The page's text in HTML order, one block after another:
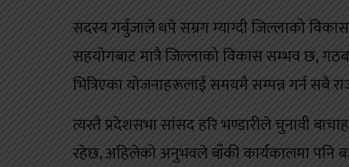
सदस्य गर्बुजाले थपे सम्रग म्याग्दी जिल्लाको
सहयोगबाट मात्रै जिल्लाको विकास सम्भव छ,
भित्रिएका योजनाहरूलाई समयमै सम्पन्न गर्न सबै
त्यस्तै प्रदेशसभा सांसद हरि भण्डारीले चुनावी
रहेछ, अहिलेको अनुभवले बाँकी कार्यकालमा पनि